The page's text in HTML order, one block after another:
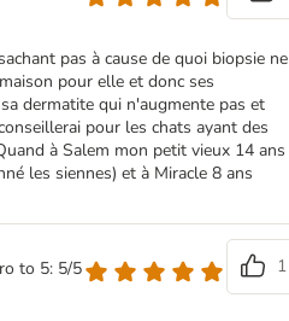
pas à cause de quoi biopsie ne
pour elle et donc ses
dermatite qui n'augmente pas et
pour les chats ayant des
à Salem mon petit vieux 14 ans
les siennes) et à Miracle 8 ans
to 5: 5/5
1